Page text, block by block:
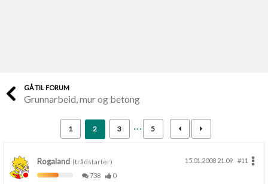
Finn håndverkere
Skaff dokumentasjon som mangler
GÅ TIL FORUM
Grunnarbeid, mur og betong
1 2 3 5
Rogaland (trådstarter) 15.01.2008 21.09
#11
738
0